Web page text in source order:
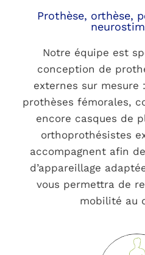
Prothèse, orthèse,
Notre équipe est
conception de
externes sur mesure
prothèses fémorales,
encore casques de
orthoprothésistes
accompagnent afin
d’appareillage
vous permettra de
mobilité au